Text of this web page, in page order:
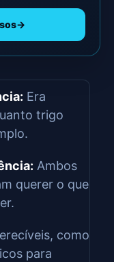
→
Era
trigo
Ambos
querer o que
como
para